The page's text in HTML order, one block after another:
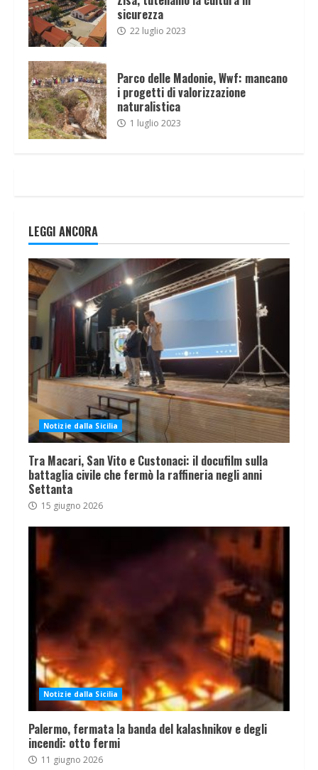
sicurezza
22 luglio 2023
Parco delle Madonie, Wwf: mancano
i progetti di valorizzazione
naturalistica
1 luglio 2023
LEGGI ANCORA
Notizie dalla Sicilia
Tra Macari, San Vito e Custonaci: il docufilm sulla
battaglia civile che fermò la raffineria negli anni
Settanta
15 giugno 2026
Notizie dalla Sicilia
Palermo, fermata la banda del kalashnikov e degli
incendi: otto fermi
11 giugno 2026